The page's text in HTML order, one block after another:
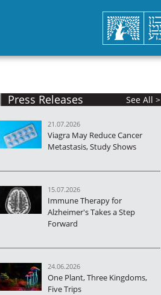
Press Releases See All >
21.07.2026
Viagra May Reduce Cancer
Metastasis, Study Shows
15.07.2026
Immune Therapy for
Alzheimer's Takes a Step
Forward
24.06.2026
One Plant, Three Kingdoms,
Five Trips